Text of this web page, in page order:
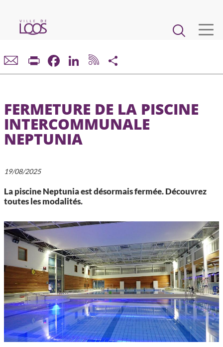
contenu
Main
navigation
VIE MUNICIPALE
CADRE DE VIE ET URBANISME
ECONOMIE ET EMPLOI
ENFANCE, JEUNESSE, ÉDUCATION, RESTAURATION
CULTURE, SPORT, ASSOCIATIONS
CCAS, SOLIDARITÉ ET SANTÉ
POLICE MUNICIPALE
Print FacebookLinkedIn
FERMETURE DE LA PISCINE
INTERCOMMUNALE
NEPTUNIA
19/08/2025
La piscine Neptunia est désormais fermée. Découvrez
toutes les modalités.